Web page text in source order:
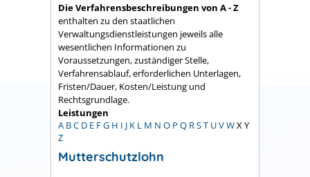
Die Verfahrensbeschreibungen von A - Z
enthalten zu den staatlichen
Verwaltungsdienstleistungen jeweils alle
wesentlichen Informationen zu
Voraussetzungen, zuständiger Stelle,
Verfahrensablauf, erforderlichen Unterlagen,
Fristen/Dauer, Kosten/Leistung und
Rechtsgrundlage.
Leistungen
A BC D E FG H I J K L M N O P Q RST UVWX Y
Z
Mutterschutzlohn